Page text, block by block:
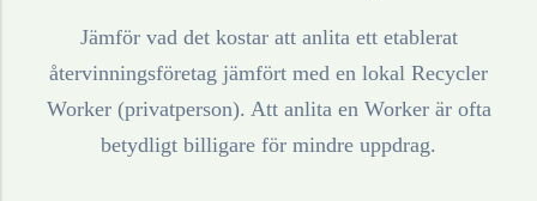
Jämför vad det kostar att anlita ett etablerat
återvinningsföretag jämfört med en lokal Recycler
Worker (privatperson). Att anlita en Worker är ofta
betydligt billigare för mindre uppdrag.